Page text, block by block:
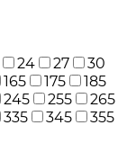
24 27
30
165 175
185
245 255
265
335 345
355